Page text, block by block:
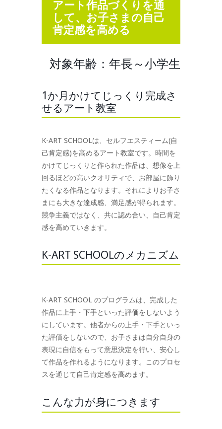
アート作品づくりを通
して、お子さまの自己
肯定感を高める
対象年齢：年長～小学生
1か月かけてじっくり完成さ
せるアート教室
K-ART SCHOOLは、セルフエスティーム(自
己肯定感)を高めるアート教室です。時間を
かけてじっくりと作られた作品は、想像を上
回るほどの高いクオリティで、お部屋に飾り
たくなる作品となります。それによりお子さ
まにも大きな達成感、満足感が得られます。
競争主義ではなく、共に認め合い、自己肯定
感を高めていきます。
K-ART SCHOOLのメカニズム
K-ART SCHOOL のプログラムは、完成した
作品に上手・下手といった評価をしないよう
にしています。他者からの上手・下手といっ
た評価をしないので、お子さまは自分自身の
表現に自信をもって意思決定を行い、安心し
て作品を作れるようになります。このプロセ
スを通じて自己肯定感を高めます。
こんな力が身につきます